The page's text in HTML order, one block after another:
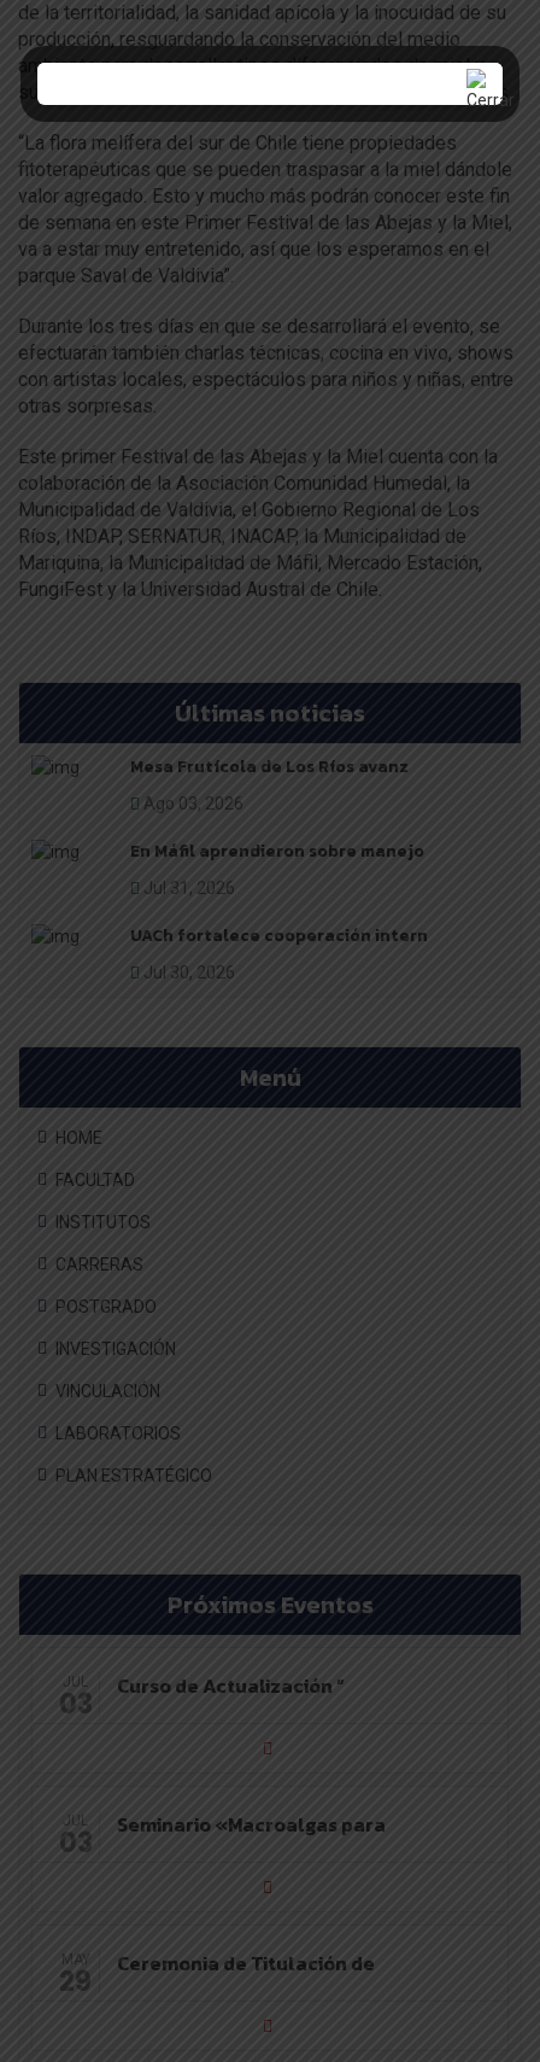
de la territorialidad, la sanidad apícola y la inocuidad de su
producción, resguardando la conservación del medio
ambiente para desarrollar tipos diferenciados de miel y
subproductos, evitando los riesgos de sus adulteraciones.
“La flora melífera del sur de Chile tiene propiedades
fitoterapéuticas que se pueden traspasar a la miel dándole
valor agregado. Esto y mucho más podrán conocer este fin
de semana en este Primer Festival de las Abejas y la Miel,
va a estar muy entretenido, así que los esperamos en el
parque Saval de Valdivia”.
Durante los tres días en que se desarrollará el evento, se
efectuarán también charlas técnicas, cocina en vivo, shows
con artistas locales, espectáculos para niños y niñas, entre
otras sorpresas.
Este primer Festival de las Abejas y la Miel cuenta con la
colaboración de la Asociación Comunidad Humedal, la
Municipalidad de Valdivia, el Gobierno Regional de Los
Ríos, INDAP, SERNATUR, INACAP, la Municipalidad de
Mariquina, la Municipalidad de Máfil, Mercado Estación,
FungiFest y la Universidad Austral de Chile.
Últimas noticias
Mesa Frutícola de Los Ríos avanz
Ago 03, 2026
En Máfil aprendieron sobre manejo
Jul 31, 2026
UACh fortalece cooperación intern
Jul 30, 2026
Menú
HOME
FACULTAD
INSTITUTOS
CARRERAS
POSTGRADO
INVESTIGACIÓN
VINCULACIÓN
LABORATORIOS
PLAN ESTRATÉGICO
Próximos Eventos
JUL
03 Curso de Actualización “
JUL
03 Seminario «Macroalgas para
MAY
29 Ceremonia de Titulación de